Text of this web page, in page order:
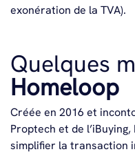
exonération de la TVA).
Quelques
Homeloop
Créée en 2016 et
Proptech et de
simplifier la transaction